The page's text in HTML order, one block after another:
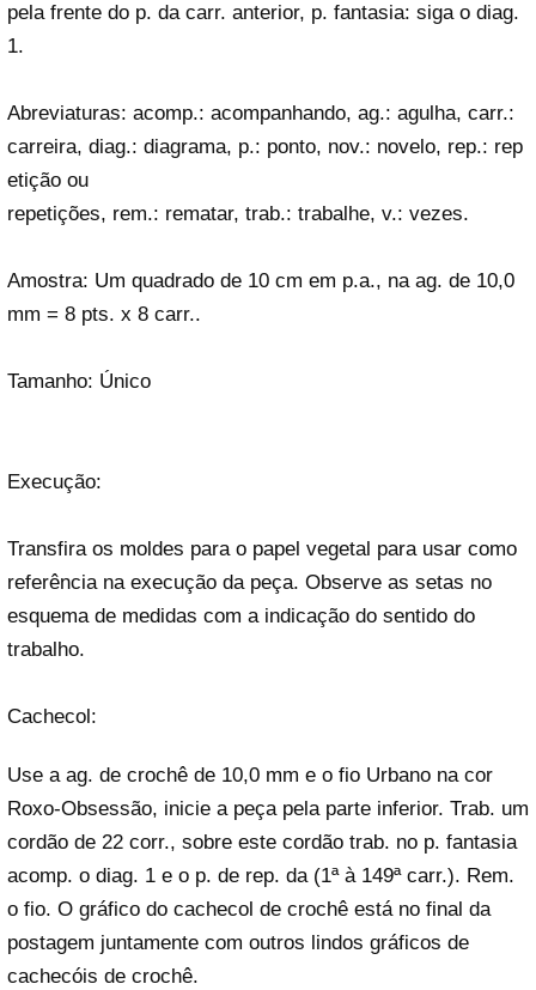
pela frente do p. da carr. anterior, p. fantasia: siga o diag.
1.
Abreviaturas: acomp.: acompanhando, ag.: agulha, carr.:
carreira, diag.: diagrama, p.: ponto, nov.: novelo, rep.: rep
etição ou
repetições, rem.: rematar, trab.: trabalhe, v.: vezes.
Amostra: Um quadrado de 10 cm em p.a., na ag. de 10,0
mm = 8 pts. x 8 carr..
Tamanho: Único
Execução:
Transfira os moldes para o papel vegetal para usar como
referência na execução da peça. Observe as setas no
esquema de medidas com a indicação do sentido do
trabalho.
Cachecol:
Use a ag. de crochê de 10,0 mm e o fio Urbano na cor
Roxo-Obsessão, inicie a peça pela parte inferior. Trab. um
cordão de 22 corr., sobre este cordão trab. no p. fantasia
acomp. o diag. 1 e o p. de rep. da (1ª à 149ª carr.). Rem.
o fio. O gráfico do cachecol de crochê está no final da
postagem juntamente com outros lindos gráficos de
cachecóis de crochê.